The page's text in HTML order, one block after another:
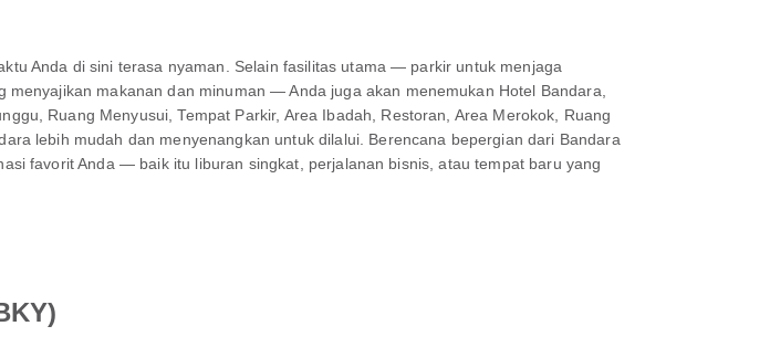
Anda di sini terasa nyaman. Selain fasilitas utama — parkir untuk menjaga
makanan dan minuman — Anda juga akan menemukan Hotel Bandara,
Ruang Menyusui, Tempat Parkir, Area Ibadah, Restoran, Area Merokok, Ruang
lebih mudah dan menyenangkan untuk dilalui. Berencana bepergian dari Bandara
favorit Anda — baik itu liburan singkat, perjalanan bisnis, atau tempat baru yang